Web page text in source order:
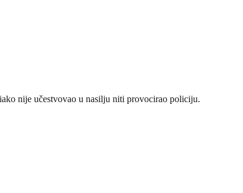
nije učestvovao u nasilju niti provocirao policiju.